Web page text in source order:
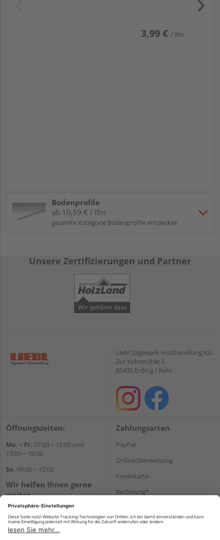
3,99 € / lfm
Bodenprofile
ab 10,59 € / lfm
gesamte Kategorie Bodenprofile entdecken
Unsere Zertifizierungen und Partner
Liebl Sägewerk-Holzhandlung KG
Zur Kehrmühle 3
85435 Erding / Kehr
Öffnungszeiten:
Mo. – Fr. 07:00 – 12:00 und
13:00 – 18:00
Sa. 09:00 – 12:00
Wir helfen Ihnen gerne
weiter
Tel.:+49 8122 14197
E-Mail:vertrieb@holz-liebl.de
Zahlungsarten
PayPal
Onlineüberweisung
Kreditkarte
Rechnung*
Versand